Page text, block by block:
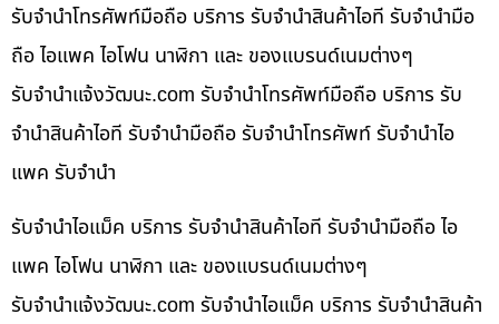
รับจำนำโทรศัพท์มือถือ บริการ รับจำนำสินค้าไอที รับจำนำมือ
ถือ ไอแพค ไอโฟน นาฬิกา และ ของแบรนด์เนมต่างๆ
รับจํานําแจ้งวัฒนะ.com รับจำนำโทรศัพท์มือถือ บริการ รับ
จำนำสินค้าไอที รับจำนำมือถือ รับจำนำโทรศัพท์ รับจำนำไอ
แพค รับจำนำ
รับจำนำไอแม็ค บริการ รับจำนำสินค้าไอที รับจำนำมือถือ ไอ
แพค ไอโฟน นาฬิกา และ ของแบรนด์เนมต่างๆ
รับจํานําแจ้งวัฒนะ.com รับจำนำไอแม็ค บริการ รับจำนำสินค้า